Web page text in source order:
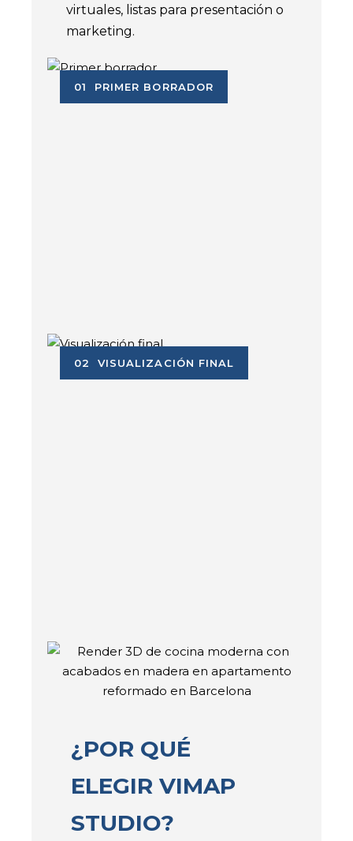
virtuales, listas para presentación o
marketing.
01 PRIMER BORRADOR
02 VISUALIZACIÓN FINAL
¿POR QUÉ
ELEGIR VIMAP
STUDIO?